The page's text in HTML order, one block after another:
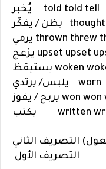
told told tell
يُخبر
thought
يظن / يفكّر
thrown threw
يرمي
upset upset
يزعج
woken يستيقظ
worn
يلبس/ يرتدي
won won
يربح / يفوز
written
يكتب
التصريف الثاني
التصريف الأول